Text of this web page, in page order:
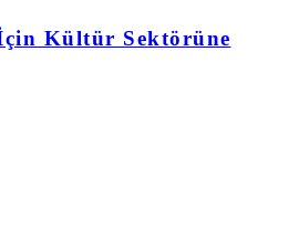
Kültür Sektörüne